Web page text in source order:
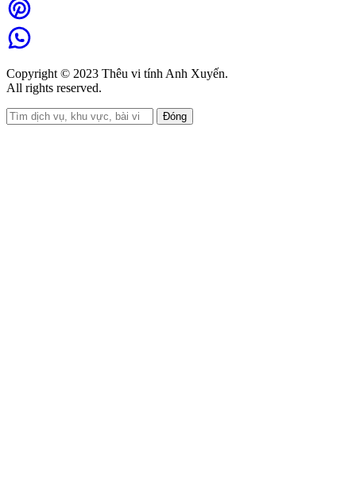
Copyright © 2023 Thêu vi tính Anh Xuyến.
All rights reserved.
Đóng